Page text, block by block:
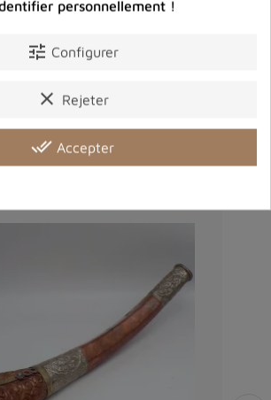
dans la même catégorie
personnellement !
tune Configurer
clear Rejeter
done_all Accepter